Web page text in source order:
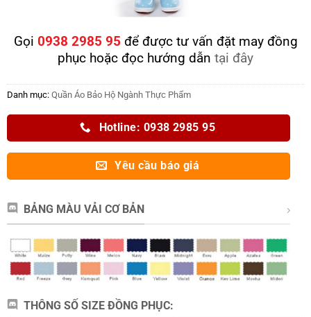
Gọi 0938 2985 95 để được tư vấn đặt may đồng
phục hoặc đọc hướng dẫn tại đây
Danh mục: Quần Áo Bảo Hộ Ngành Thực Phẩm
Hotline: 0938 2985 95
Yêu cầu báo giá
BẢNG MÀU VẢI CƠ BẢN
THÔNG SỐ SIZE ĐỒNG PHỤC: